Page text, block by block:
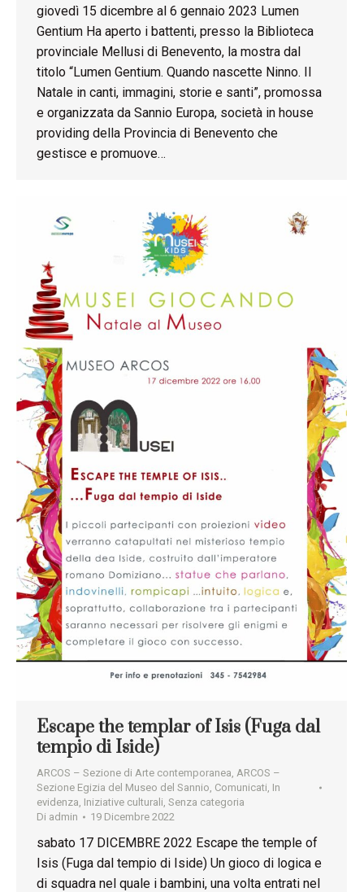
giovedì 15 dicembre al 6 gennaio 2023 Lumen
Gentium Ha aperto i battenti, presso la Biblioteca
provinciale Mellusi di Benevento, la mostra dal
titolo “Lumen Gentium. Quando nascette Ninno. Il
Natale in canti, immagini, storie e santi”, promossa
e organizzata da Sannio Europa, società in house
providing della Provincia di Benevento che
gestisce e promuove…
Escape the templar of Isis (Fuga dal
tempio di Iside)
ARCOS – Sezione di Arte contemporanea ARCOS –
Sezione Egizia del Museo del Sannio Comunicati In
evidenza Iniziative culturali Senza categoria
Di admin 19 Dicembre 2022
sabato 17 DICEMBRE 2022 Escape the temple of
Isis (Fuga dal tempio di Iside) Un gioco di logica e
di squadra nel quale i bambini, una volta entrati nel